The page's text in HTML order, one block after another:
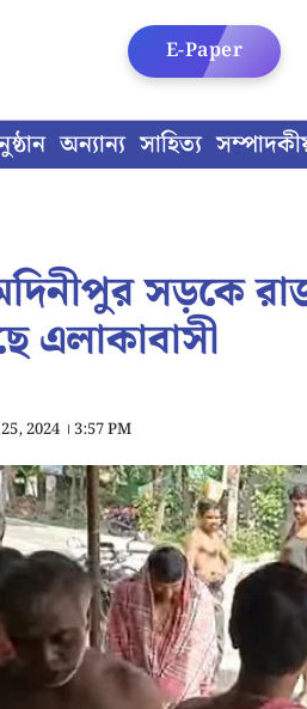
অন্যান্য সাহিত্য
E-Paper
সড়কে
এলাকাবাসী
2024 । 3:57 PM